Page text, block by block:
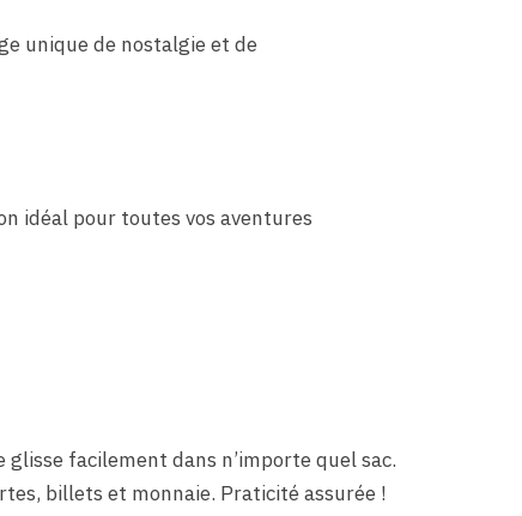
unique de nostalgie et de
idéal pour toutes vos aventures
facilement dans n’importe quel sac.
billets et monnaie. Praticité assurée !